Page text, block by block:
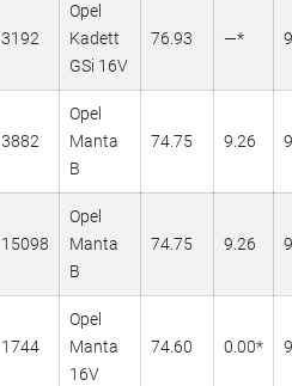
3192
Opel
Kadett
GSi 16V
76.93 —*
3882
Opel
Manta
B
74.75 9.26
15098
Opel
Manta
B
74.75 9.26
1744
Opel
Manta
16V
74.60 0.00*